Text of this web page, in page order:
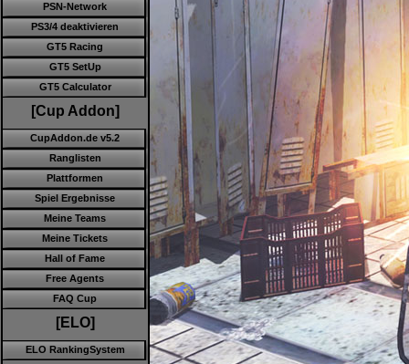
PSN-Network
PS3/4 deaktivieren
GT5 Racing
GT5 SetUp
GT5 Calculator
[Cup Addon]
CupAddon.de v5.2
Ranglisten
Plattformen
Spiel Ergebnisse
Meine Teams
Meine Tickets
Hall of Fame
Free Agents
FAQ Cup
[ELO]
ELO RankingSystem